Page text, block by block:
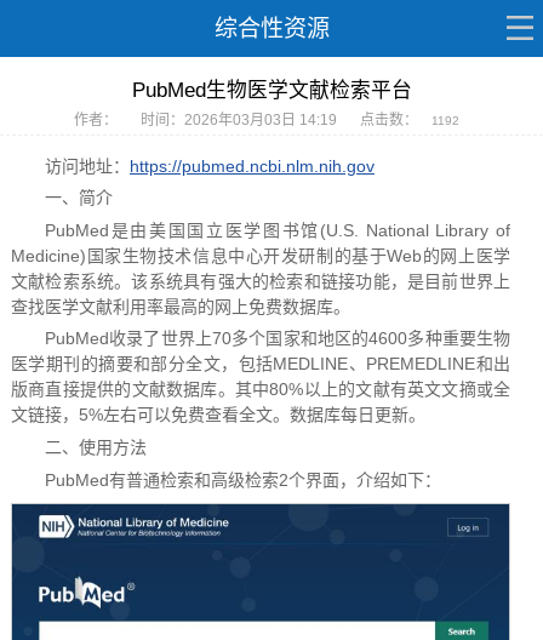
综合性资源
PubMed生物医学文献检索平台
作者： 时间：2026年03月03日 14:19 点击数： 1192
访问地址： https://pubmed.ncbi.nlm.nih.gov
一、简介
PubMed是由美国国立医学图书馆(U.S. National Library of
Medicine)国家生物技术信息中心开发研制的基于Web的网上医学
文献检索系统。该系统具有强大的检索和链接功能，是目前世界上
查找医学文献利用率最高的网上免费数据库。
PubMed收录了世界上70多个国家和地区的4600多种重要生物
医学期刊的摘要和部分全文，包括MEDLINE、PREMEDLINE和出
版商直接提供的文献数据库。其中80%以上的文献有英文文摘或全
文链接，5%左右可以免费查看全文。数据库每日更新。
二、使用方法
PubMed有普通检索和高级检索2个界面，介绍如下：